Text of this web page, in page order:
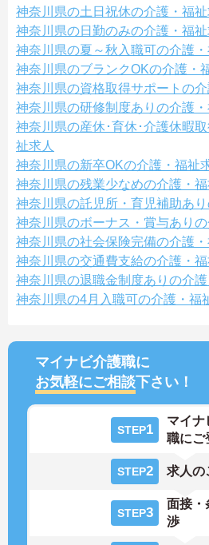
神奈川県の土日祝休の介護・福祉
神奈川県の日勤のみの介護・福祉
神奈川県の夏～秋入職可の介護・
神奈川県のブランクOKの介護・
神奈川県の資格取得サポートの介
神奈川県の研修制度ありの介護・
神奈川県の産休･育休･介護休暇
祉求人
神奈川県の新卒OKの介護・福祉
神奈川県の残業少なめの介護・福
神奈川県の託児所・育児補助あ
神奈川県のボーナス・賞与あり
神奈川県の社会保険完備の介護・
神奈川県の交通費支給の介護・福
神奈川県の退職金制度ありの介護
神奈川県の4月入職可の介護・福
マイナビ介護職に
お気軽にご相談下さい！
STEP1
マイナ
職にご
STEP2 求人の
STEP3
面接・
渉